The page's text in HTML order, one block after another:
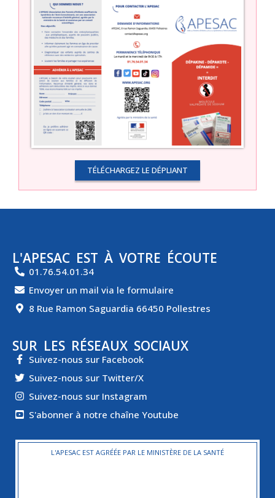
TÉLÉCHARGEZ LE DÉPLIANT
L'APESAC EST À VOTRE ÉCOUTE
01.76.54.01.34
Envoyer un mail via le formulaire
8 Rue Ramon Saguardia 66450 Pollestres
SUR LES RÉSEAUX SOCIAUX
Suivez-nous sur Facebook
Suivez-nous sur Twitter/X
Suivez-nous sur Instagram
S'abonner à notre chaîne Youtube
L'APESAC EST AGRÉÉE PAR LE MINISTÈRE DE LA SANTÉ